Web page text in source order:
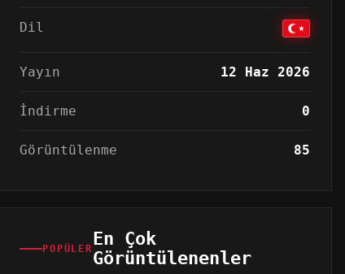
Dil
Yayın 12 Haz 2026
İndirme 0
Görüntülenme 85
POPÜLER En Çok
Görüntülenenler